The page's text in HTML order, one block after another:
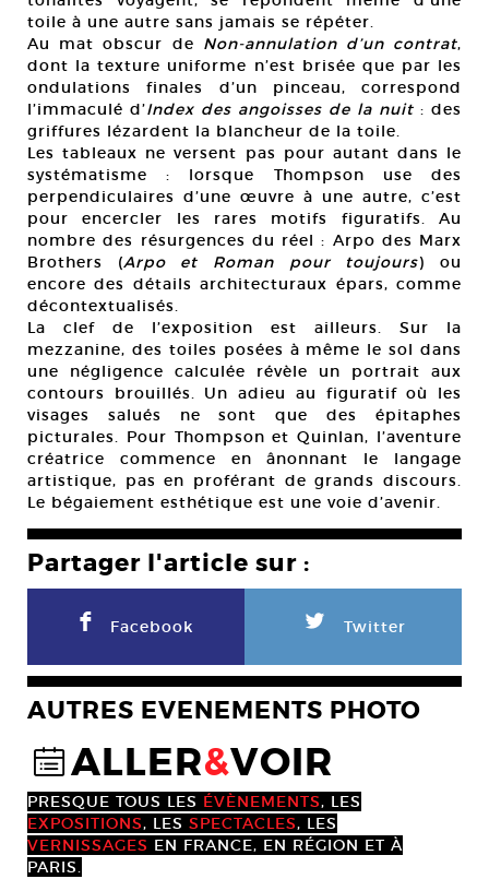
toile à une autre sans jamais se répéter.
Au mat obscur de Non-annulation d’un contrat,
dont la texture uniforme n’est brisée que par les
ondulations finales d’un pinceau, correspond
l’immaculé d’Index des angoisses de la nuit : des
griffures lézardent la blancheur de la toile.
Les tableaux ne versent pas pour autant dans le
systématisme : lorsque Thompson use des
perpendiculaires d’une œuvre à une autre, c’est
pour encercler les rares motifs figuratifs. Au
nombre des résurgences du réel : Arpo des Marx
Brothers (Arpo et Roman pour toujours) ou
encore des détails architecturaux épars, comme
décontextualisés.
La clef de l’exposition est ailleurs. Sur la
mezzanine, des toiles posées à même le sol dans
une négligence calculée révèle un portrait aux
contours brouillés. Un adieu au figuratif où les
visages salués ne sont que des épitaphes
picturales. Pour Thompson et Quinlan, l’aventure
créatrice commence en ânonnant le langage
artistique, pas en proférant de grands discours.
Le bégaiement esthétique est une voie d’avenir.
Partager l'article sur :
F Facebook L Twitter
AUTRES EVENEMENTS PHOTO
@ALLER&VOIR
PRESQUE TOUS LES ÉVÈNEMENTS, LES
EXPOSITIONS, LES SPECTACLES, LES
VERNISSAGES EN FRANCE, EN RÉGION ET À
PARIS.